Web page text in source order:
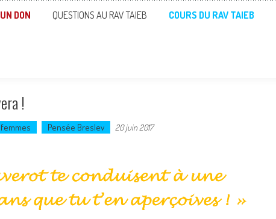
DON QUESTIONS AU RAV TAIEB COURS DU RAV TAIEB
!
Pensée Breslev 20 juin 2017